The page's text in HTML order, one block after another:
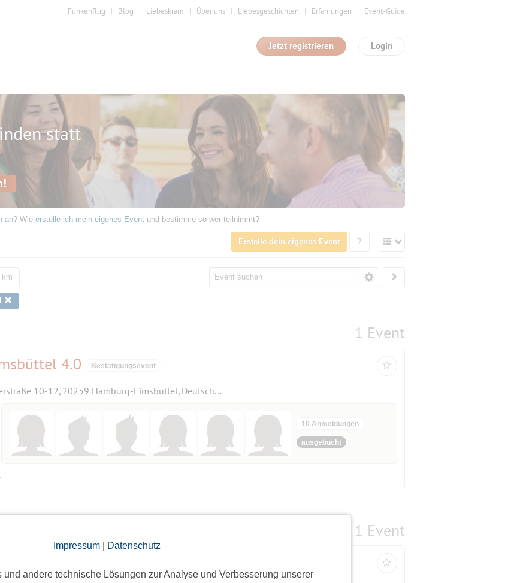
Impressum| Datenschutz
andere technische Lösungen zur Analyse und Verbesserung unserer
Funkenflug Blog Liebeskram Über uns Liebesgeschichten Erfahrungen Event-Guide
Login
Jetzt registrieren
statt
an? Wie erstelle ich mein eigenes Event und bestimme so wer teilnimmt?
Erstelle dein eigenes Event ?
km
1 Event
4.0
Bestätigungsevent
Osterstraße 10-12, 20259 Hamburg-Eimsbüttel, Deutschland
10 Anmeldungen
ausgebucht
1 Event